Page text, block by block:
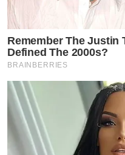
Remember The Justin
Defined The 2000s?
BRAINBERRIES